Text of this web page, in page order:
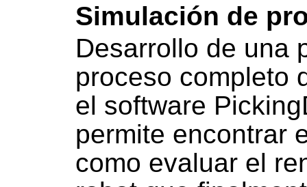
Simulación de
Desarrollo de una
proceso completo
el software
permite encontrar
como evaluar el